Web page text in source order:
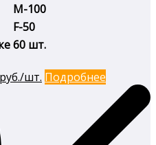
М-100
F-50
60 шт.
руб./шт. Текущая
Подробнее